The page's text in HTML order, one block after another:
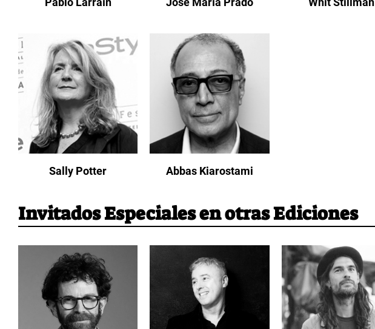
Sally Potter Abbas Kiarostami
Invitados Especiales en otras Ediciones